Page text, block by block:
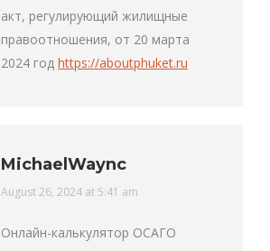
акт, регулирующий жилищные
правоотношения, от 20 марта
2024 год https://aboutphuket.ru
MichaelWaync
says:
August 26, 2024 at 5:41 am
Онлайн-калькулятор ОСАГО